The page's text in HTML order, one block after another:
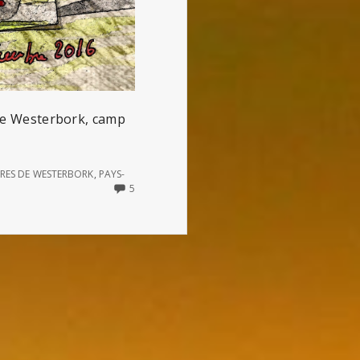
Westerbork, camp
DE WESTERBORK, PAYS-
55